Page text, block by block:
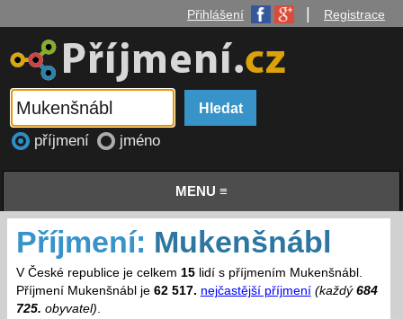
Přihlášení Registrace
příjmení jméno
MENU ≡
Příjmení: Mukenšnábl
V České republice je celkem 15lidí s příjmením Mukenšnábl.
Příjmení Mukenšnábl je 62 517. nejčastější příjmení (každý 684
725. obyvatel).